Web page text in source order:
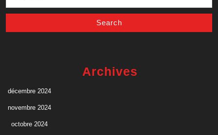
Archives
décembre 2024
novembre 2024
octobre 2024